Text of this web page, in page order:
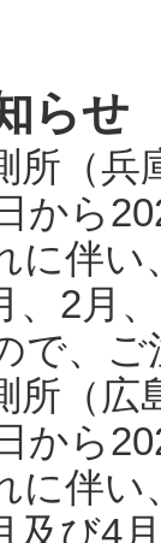
らせ
所（
から
に伴い
、2月
で、
所（
から
に伴い
及び4